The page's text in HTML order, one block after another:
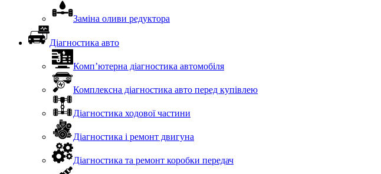
Заміна оливи редуктора
Діагностика авто
Комп’ютерна діагностика автомобіля
Комплексна діагностика авто перед купівлею
Діагностика ходової частини
Діагностика і ремонт двигуна
Діагностика та ремонт коробки передач